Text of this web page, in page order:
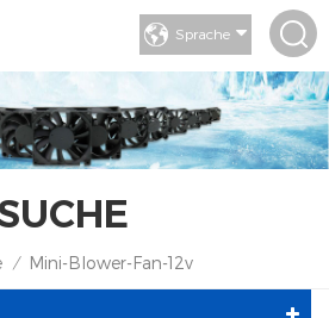
Sprache
/ Mini-Blower-Fan-12v